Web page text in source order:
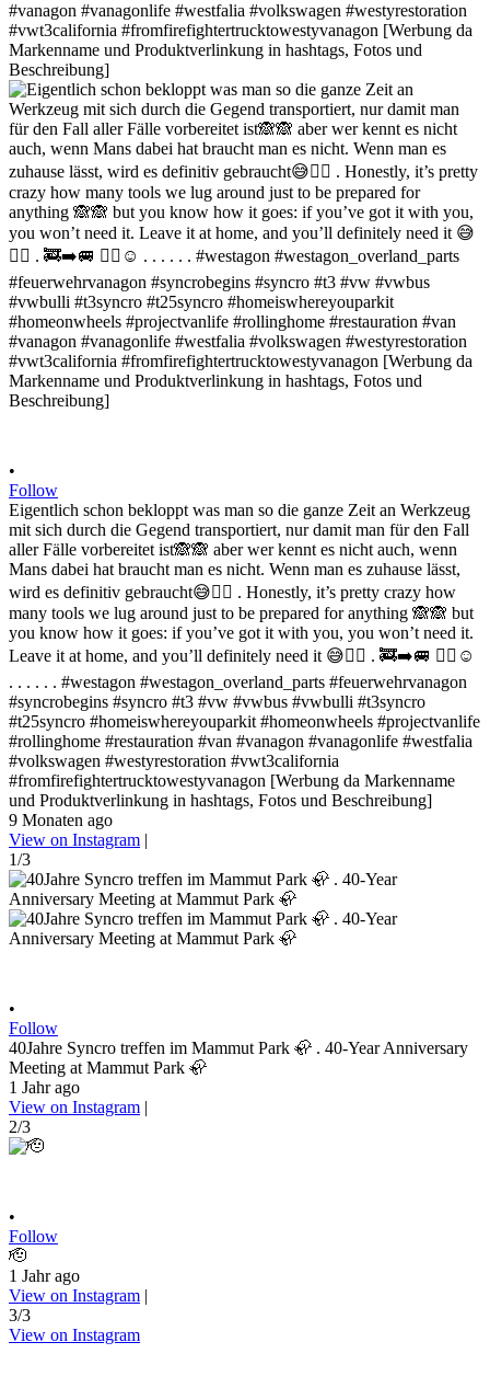
•
Follow
Eigentlich schon bekloppt was man so die ganze Zeit an Werkzeug
mit sich durch die Gegend transportiert, nur damit man für den Fall
aller Fälle vorbereitet ist🙈🙈 aber wer kennt es nicht auch, wenn
Mans dabei hat braucht man es nicht. Wenn man es zuhause lässt,
wird es definitiv gebraucht😅✌🏻 . Honestly, it’s pretty crazy how
many tools we lug around just to be prepared for anything 🙈🙈 but
you know how it goes: if you’ve got it with you, you won’t need it.
Leave it at home, and you’ll definitely need it 😅✌🏻 . 🚒➡️🚐 ✌🏻☺️
. . . . . . #westagon #westagon_overland_parts #feuerwehrvanagon
#syncrobegins #syncro #t3 #vw #vwbus #vwbulli #t3syncro
#t25syncro #homeiswhereyouparkit #homeonwheels #projectvanlife
#rollinghome #restauration #van #vanagon #vanagonlife #westfalia
#volkswagen #westyrestoration #vwt3california
#fromfirefightertrucktowestyvanagon [Werbung da Markenname
und Produktverlinkung in hashtags, Fotos und Beschreibung]
9 Monaten ago
View on Instagram |
1/3
•
Follow
40Jahre Syncro treffen im Mammut Park 🦣 . 40-Year Anniversary
Meeting at Mammut Park 🦣
1 Jahr ago
View on Instagram |
2/3
•
Follow
🫡
1 Jahr ago
View on Instagram |
3/3
View on Instagram